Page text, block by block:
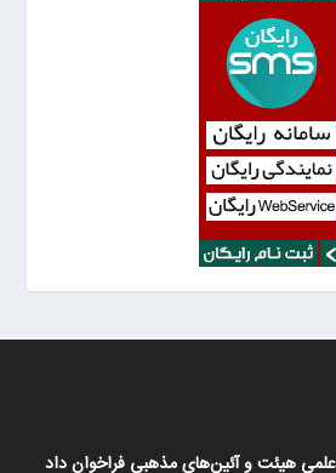
هیئت و آئین‌های مذهبی فراخوان داد